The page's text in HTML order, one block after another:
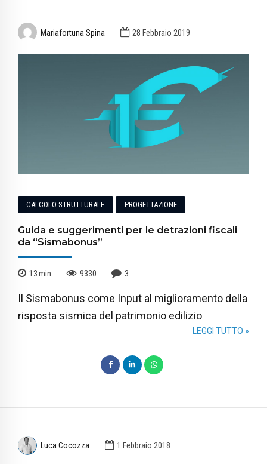
Mariafortuna Spina 28 Febbraio 2019
CALCOLO STRUTTURALE PROGETTAZIONE
Guida e suggerimenti per le detrazioni fiscali
da “Sismabonus”
13min 9330 3
Il Sismabonus come Input al miglioramento della
risposta sismica del patrimonio edilizio
LEGGI TUTTO »
Luca Cocozza 1 Febbraio 2018